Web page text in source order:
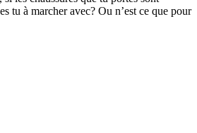
tu à marcher avec? Ou n’est ce que pour